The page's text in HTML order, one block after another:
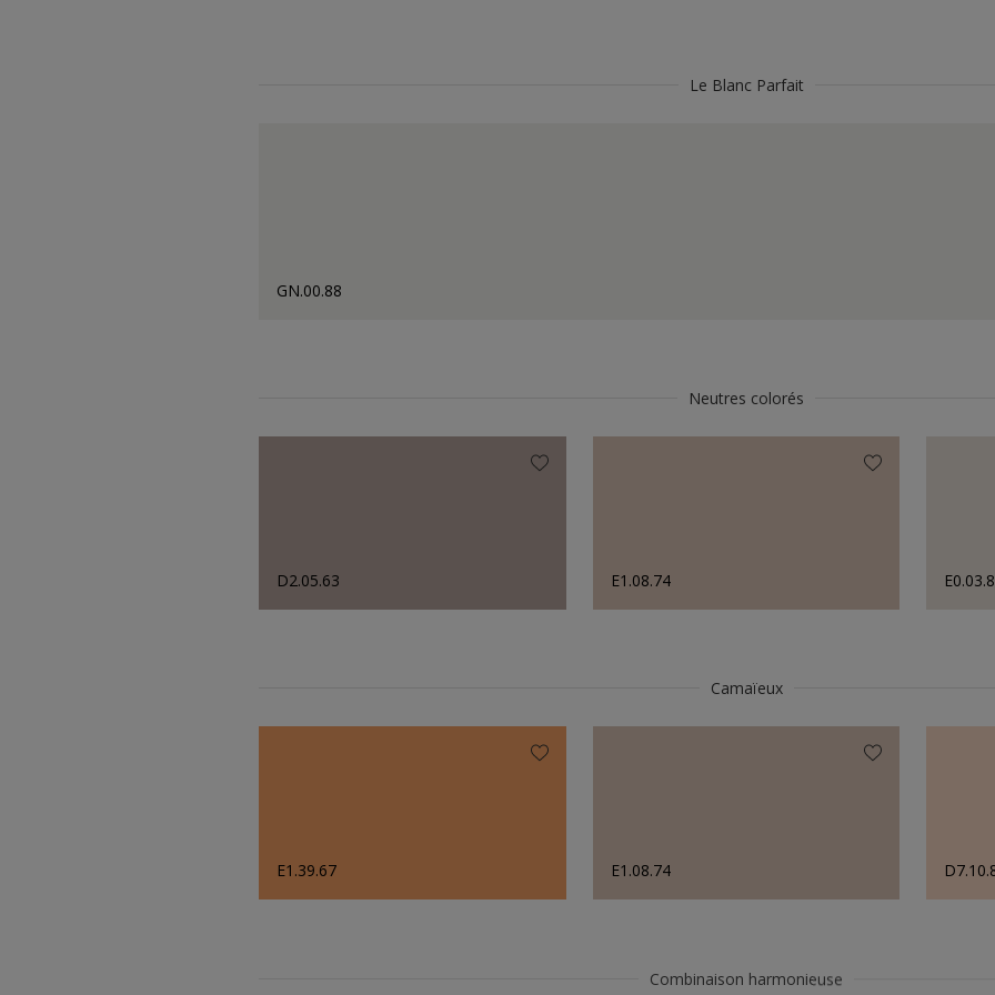
Le Blanc Parfait
GN.00.88
Neutres colorés
D2.05.63 E1.08.74
Camaïeux
E1.39.67 E1.08.74
Combinaison harmonieuse